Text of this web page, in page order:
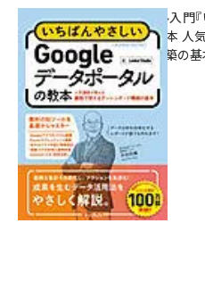
無料BIツール入門
ポータルの教本 人
シュボード構築の
7月31日 10:00